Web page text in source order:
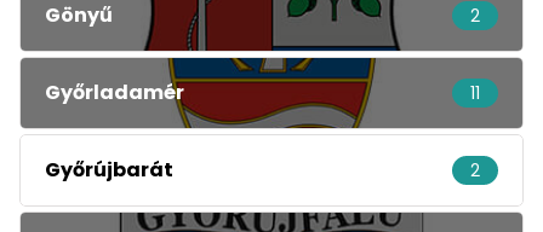
Gönyű 2
Győrladamér 11
Győrújbarát 2